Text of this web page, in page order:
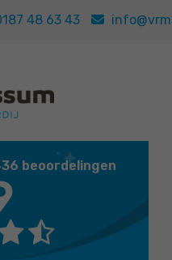
48 63 43
beoordelingen